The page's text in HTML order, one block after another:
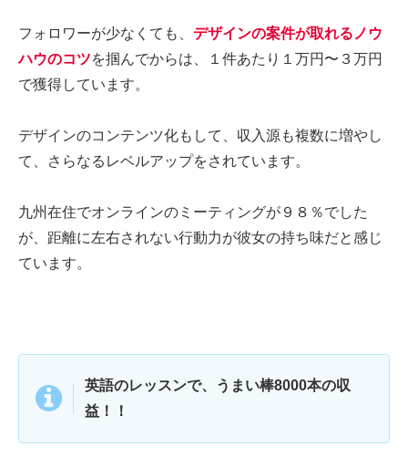
フォロワーが少なくても、 デザインの案件が取れるノウ
ハウのコツを掴んでからは、１件あたり１万円〜３万円
で獲得しています。
デザインのコンテンツ化もして、収入源も複数に増やし
て、さらなるレベルアップをされています。
九州在住でオンラインのミーティングが９８％でした
が、距離に左右されない行動力が彼女の持ち味だと感じ
ています。
英語のレッスンで、うまい棒8000本の収
益！！